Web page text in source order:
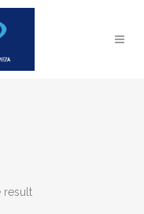
result